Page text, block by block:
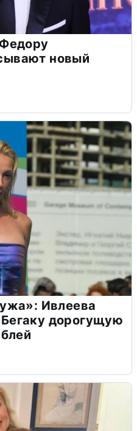
новый
Ивлеева
дорогущую